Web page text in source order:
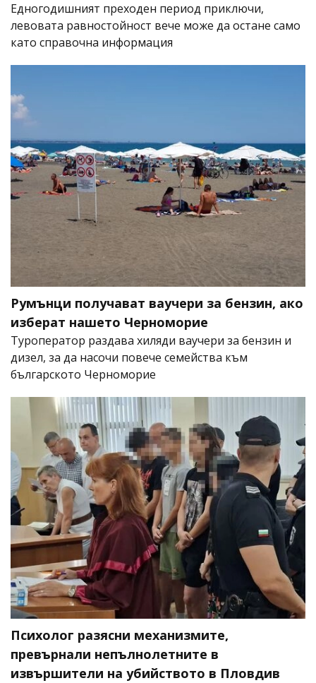
Едногодишният преходен период приключи,
левовата равностойност вече може да остане само
като справочна информация
Румънци получават ваучери за бензин, ако
изберат нашето Черноморие
Туроператор раздава хиляди ваучери за бензин и
дизел, за да насочи повече семейства към
българското Черноморие
Психолог разясни механизмите,
превърнали непълнолетните в
извършители на убийството в Пловдив